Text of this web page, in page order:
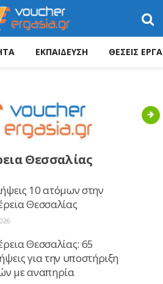
ΕΚΠΑΙΔΕΥΣΗ ΘΕΣΕΙΣ
Θεσσαλίας
10 ατόμων στην
Θεσσαλίας
Θεσσαλίας: 65
για την υποστήριξη
με αναπηρία